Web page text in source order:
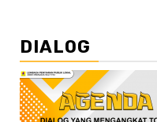
DIALOG